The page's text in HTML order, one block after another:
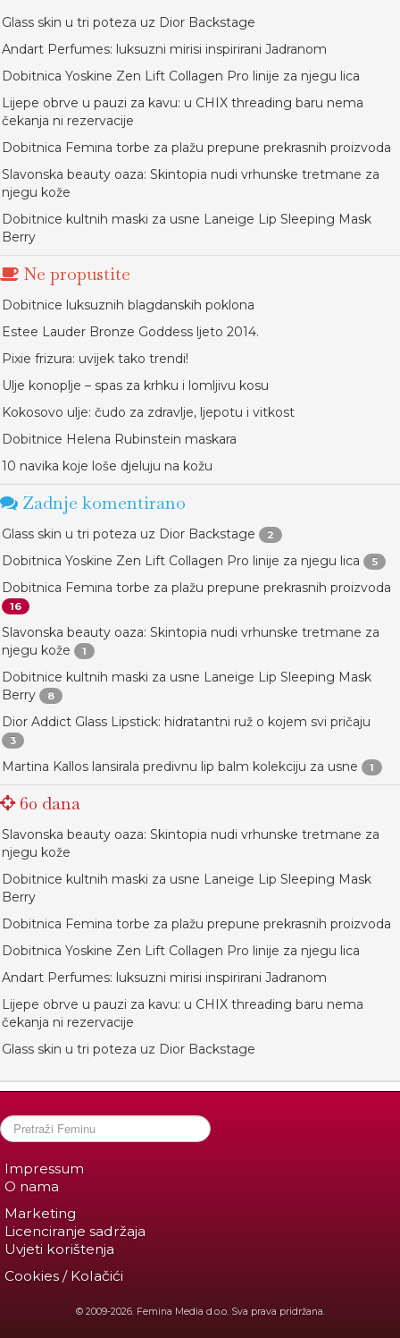
Glass skin u tri poteza uz Dior Backstage
Andart Perfumes: luksuzni mirisi inspirirani Jadranom
Dobitnica Yoskine Zen Lift Collagen Pro linije za njegu lica
Lijepe obrve u pauzi za kavu: u CHIX threading baru nema
čekanja ni rezervacije
Dobitnica Femina torbe za plažu prepune prekrasnih proizvoda
Slavonska beauty oaza: Skintopia nudi vrhunske tretmane za
njegu kože
Dobitnice kultnih maski za usne Laneige Lip Sleeping Mask
Berry
Ne propustite
Dobitnice luksuznih blagdanskih poklona
Estee Lauder Bronze Goddess ljeto 2014.
Pixie frizura: uvijek tako trendi!
Ulje konoplje – spas za krhku i lomljivu kosu
Kokosovo ulje: čudo za zdravlje, ljepotu i vitkost
Dobitnice Helena Rubinstein maskara
10 navika koje loše djeluju na kožu
Zadnje komentirano
Glass skin u tri poteza uz Dior Backstage 2
Dobitnica Yoskine Zen Lift Collagen Pro linije za njegu lica 5
Dobitnica Femina torbe za plažu prepune prekrasnih proizvoda
16
Slavonska beauty oaza: Skintopia nudi vrhunske tretmane za
njegu kože
1
Dobitnice kultnih maski za usne Laneige Lip Sleeping Mask
Berry
8
Dior Addict Glass Lipstick: hidratantni ruž o kojem svi pričaju
3
Martina Kallos lansirala predivnu lip balm kolekciju za usne 1
60 dana
Slavonska beauty oaza: Skintopia nudi vrhunske tretmane za
njegu kože
Dobitnice kultnih maski za usne Laneige Lip Sleeping Mask
Berry
Dobitnica Femina torbe za plažu prepune prekrasnih proizvoda
Dobitnica Yoskine Zen Lift Collagen Pro linije za njegu lica
Andart Perfumes: luksuzni mirisi inspirirani Jadranom
Lijepe obrve u pauzi za kavu: u CHIX threading baru nema
čekanja ni rezervacije
Glass skin u tri poteza uz Dior Backstage
Impressum
O nama
Marketing
Licenciranje sadržaja
Uvjeti korištenja
Cookies / Kolačići
© 2009-2026. Femina Media d.o.o. Sva prava pridržana.